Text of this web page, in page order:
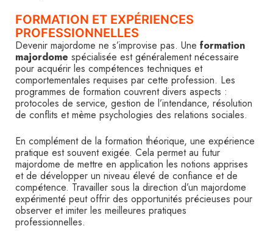
FORMATION ET EXPÉRIENCES
PROFESSIONNELLES
Devenir majordome ne s’improvise pas. Une formation
majordome spécialisée est généralement nécessaire
pour acquérir les compétences techniques et
comportementales requises par cette profession. Les
programmes de formation couvrent divers aspects :
protocoles de service, gestion de l’intendance, résolution
de conflits et mème psychologies des relations sociales.
En complément de la formation théorique, une expérience
pratique est souvent exigée. Cela permet au futur
majordome de mettre en application les notions apprises
et de développer un niveau élevé de confiance et de
compétence. Travailler sous la direction d’un majordome
expérimenté peut offrir des opportunités précieuses pour
observer et imiter les meilleures pratiques
professionnelles.